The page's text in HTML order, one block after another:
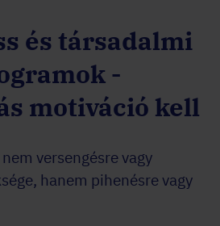
és társadalmi
-
motiváció kell
versengésre vagy
hanem pihenésre vagy